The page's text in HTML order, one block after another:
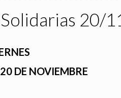
20/
DE NOVIEMBRE